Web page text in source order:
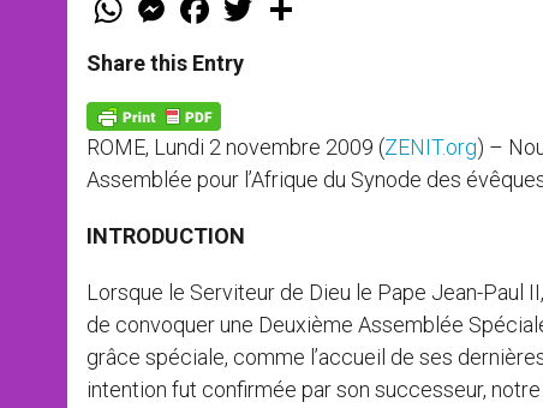
t
s
p
p
e
s
e
g
e
r
a
e
b
k
w
Share this Entry
ROME, Lundi 2 novembre 2009 (ZENIT.org) –
Assemblée pour l’Afrique du Synode des
INTRODUCTION
Lorsque le Serviteur de Dieu le Pape Jean-Paul
de convoquer une Deuxième Assemblée
grâce spéciale, comme l’accueil de ses
intention fut confirmée par son successeur,